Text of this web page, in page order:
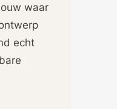
waar
echt